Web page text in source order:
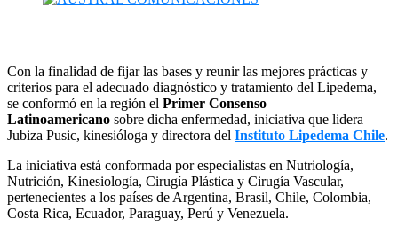
Con la finalidad de fijar las bases y reunir las mejores prácticas y
criterios para el adecuado diagnóstico y tratamiento del Lipedema,
se conformó en la región el Primer Consenso
Latinoamericano sobre dicha enfermedad, iniciativa que lidera
Jubiza Pusic, kinesióloga y directora del Instituto Lipedema Chile.
La iniciativa está conformada por especialistas en Nutriología,
Nutrición, Kinesiología, Cirugía Plástica y Cirugía Vascular,
pertenecientes a los países de Argentina, Brasil, Chile, Colombia,
Costa Rica, Ecuador, Paraguay, Perú y Venezuela.